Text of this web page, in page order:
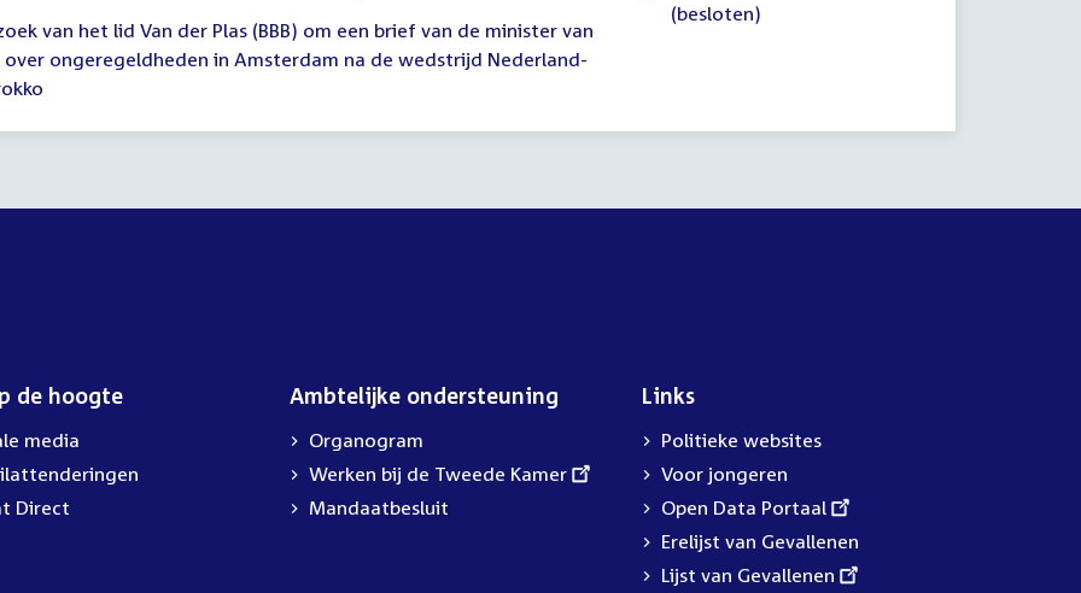
van het lid Van der Plas (BBB) om een brief van de minister van
over ongeregeldheden in Amsterdam na de wedstrijd Nederland-
(besloten)
de hoogte
media
Direct
Ambtelijke ondersteuning
Organogram
External
link:
Werken bij de Tweede Kamer
Mandaatbesluit
Links
Politieke websites
Voor jongeren
External
link:
Open Data Portaal
Erelijst van Gevallenen
External
Lijst van Gevallenen